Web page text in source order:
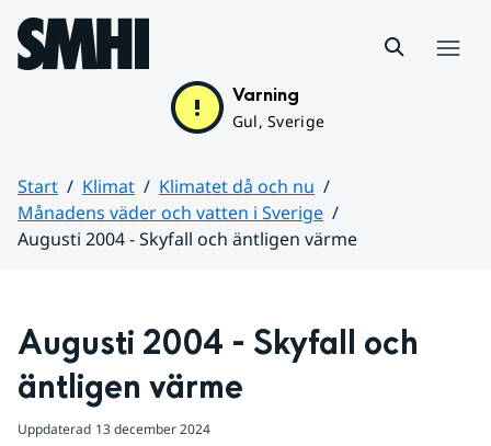
Hoppa till sidans innehåll
Varning
Gul, Sverige
Start Klimat
Klimatet då och nu
Månadens väder och vatten i Sverige
Augusti 2004 - Skyfall och äntligen värme
Augusti 2004 - Skyfall och
äntligen värme
Uppdaterad 13 december 2024